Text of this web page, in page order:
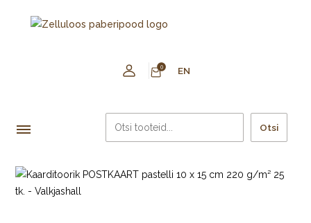
0 EN
Otsi